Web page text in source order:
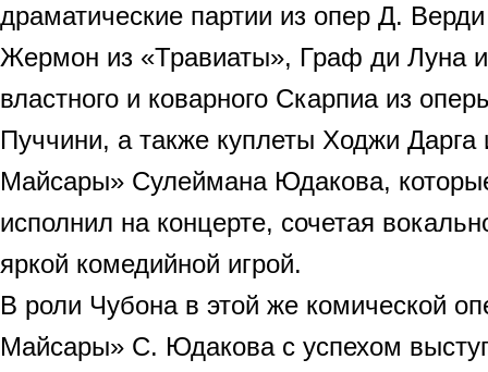
драматические партии из опер Д.
Жермон из «Травиаты», Граф ди Луна
властного и коварного Скарпиа из
Пуччини, а также куплеты Ходжи
Майсары» Сулеймана Юдакова,
исполнил на концерте, сочетая
яркой комедийной игрой.
В роли Чубона в этой же комической
Майсары» С. Юдакова с успехом